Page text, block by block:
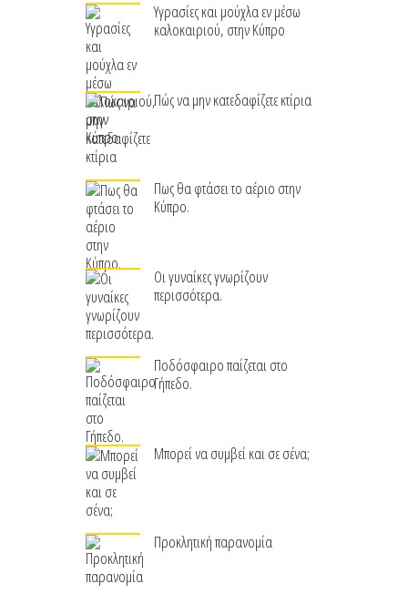
Υγρασίες και μούχλα εν μέσω
καλοκαιριού, στην Κύπρο
Πώς να μην κατεδαφίζετε κτίρια
Πως θα φτάσει το αέριο στην
Κύπρο.
Οι γυναίκες γνωρίζουν
περισσότερα.
Ποδόσφαιρο παίζεται στο
Γήπεδο.
Μπορεί να συμβεί και σε σένα;
Προκλητική παρανομία